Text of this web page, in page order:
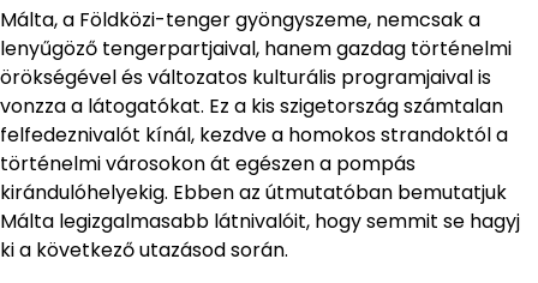
Málta, a Földközi-tenger gyöngyszeme, nemcsak a
lenyűgöző tengerpartjaival, hanem gazdag történelmi
örökségével és változatos kulturális programjaival is
vonzza a látogatókat. Ez a kis szigetország számtalan
felfedeznivalót kínál, kezdve a homokos strandoktól a
történelmi városokon át egészen a pompás
kirándulóhelyekig. Ebben az útmutatóban bemutatjuk
Málta legizgalmasabb látnivalóit, hogy semmit se hagyj
ki a következő utazásod során.